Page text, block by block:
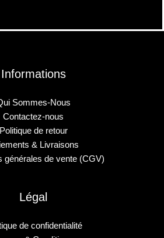
Informations
Sommes-Nous
Contactez-nous
Politique de retour
& Livraisons
générales de vente (CGV)
Légal
de confidentialité